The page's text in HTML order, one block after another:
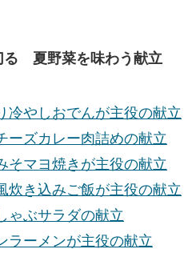
る 夏野菜を味わう献立
冷やしおでんが主役の献立
ーズカレー肉詰めの献立
そマヨ焼きが主役の献立
炊き込みご飯が主役の献立
ゃぶサラダの献立
ラーメンが主役の献立